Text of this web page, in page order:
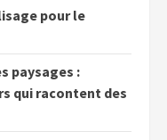
pour le
paysages :
qui racontent des